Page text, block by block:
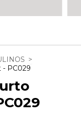
>
- PC029